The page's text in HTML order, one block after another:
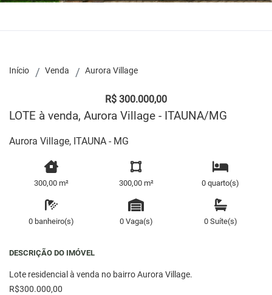
Início Venda Aurora Village
R$ 300.000,00
LOTE à venda, Aurora Village - ITAUNA/MG
Aurora Village, ITAUNA - MG
300,00 m² 300,00 m² 0 quarto(s)
0 banheiro(s) 0 Vaga(s) 0 Suíte(s)
DESCRIÇÃO DO IMÓVEL
Lote residencial à venda no bairro Aurora Village.
R$300.000,00